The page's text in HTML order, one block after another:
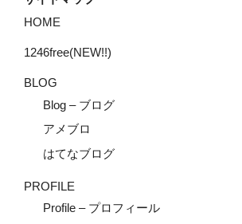
HOME
1246free(NEW!!)
BLOG
Blog – ブログ
アメブロ
はてなブログ
PROFILE
Profile – プロフィール